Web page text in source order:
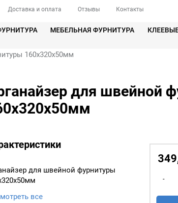
Доставка и оплата Отзывы Контакты
МЕБЕЛЬНАЯ ФУРНИТУРА
160x320x50мм
для швейной
для швейной фурнитуры
все
-